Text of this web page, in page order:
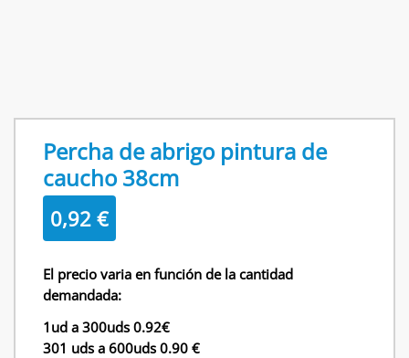
Percha de abrigo pintura de
caucho 38cm
0,92 €
El precio varia en función de la cantidad
demandada:
1ud a 300uds 0.92€
301 uds a 600uds 0.90 €